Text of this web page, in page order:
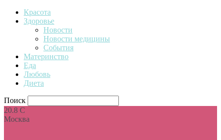
Красота
Здоровье
Новости
Новости медицины
События
Материнство
Еда
Любовь
Диета
Поиск
20.8 C
Москва